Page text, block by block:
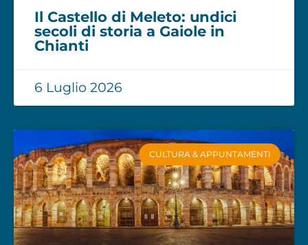
Il Castello di Meleto: undici
secoli di storia a Gaiole in
Chianti
6 Luglio 2026
CULTURA & APPUNTAMENTI